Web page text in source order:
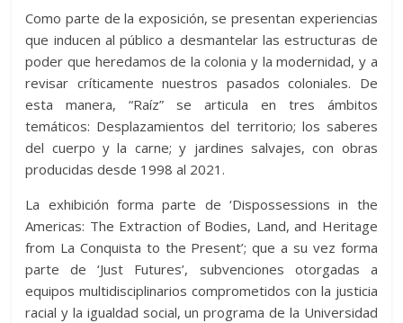
Como parte de la exposición, se presentan experiencias
que inducen al público a desmantelar las estructuras de
poder que heredamos de la colonia y la modernidad, y a
revisar críticamente nuestros pasados coloniales. De
esta manera, “Raíz” se articula en tres ámbitos
temáticos: Desplazamientos del territorio; los saberes
del cuerpo y la carne; y jardines salvajes, con obras
producidas desde 1998 al 2021.
La exhibición forma parte de ‘Dispossessions in the
Americas: The Extraction of Bodies, Land, and Heritage
from La Conquista to the Present’; que a su vez forma
parte de ‘Just Futures’, subvenciones otorgadas a
equipos multidisciplinarios comprometidos con la justicia
racial y la igualdad social, un programa de la Universidad